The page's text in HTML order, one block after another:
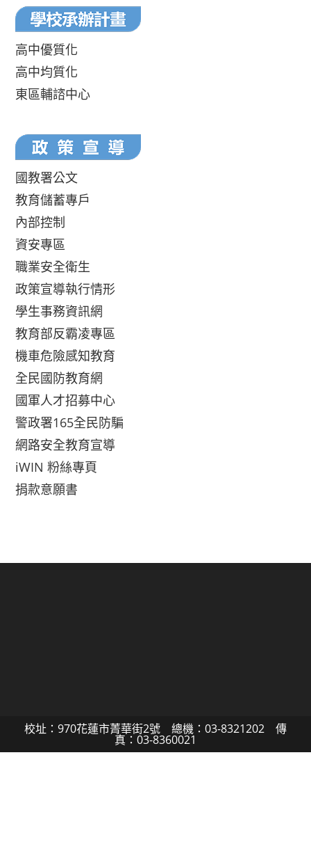
高中優質化
高中均質化
東區輔諮中心
國教署公文
教育儲蓄專戶
內部控制
資安專區
職業安全衛生
政策宣導執行情形
學生事務資訊網
教育部反霸凌專區
機車危險感知教育
全民國防教育網
國軍人才招募中心
警政署165全民防騙
網路安全教育宣導
iWIN 粉絲專頁
捐款意願書
校址：970花蓮市菁華街2號 總機：03-8321202 傳
真：03-8360021